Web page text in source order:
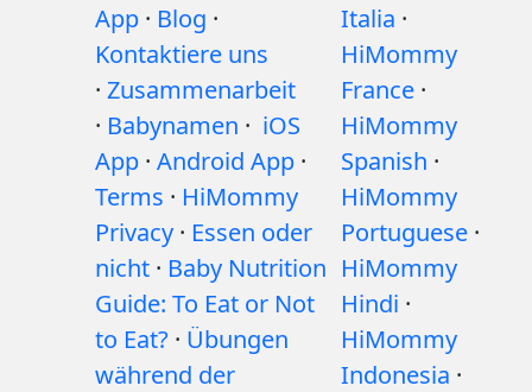
App · Blog ·
Kontaktiere uns
· Zusammenarbeit
· Babynamen · iOS
App · Android App ·
Terms · HiMommy
Privacy · Essen oder
nicht · Baby Nutrition
Guide: To Eat or Not
to Eat? · Übungen
während der
Italia ·
HiMommy
France ·
HiMommy
Spanish ·
HiMommy
Portuguese ·
HiMommy
Hindi ·
HiMommy
Indonesia ·